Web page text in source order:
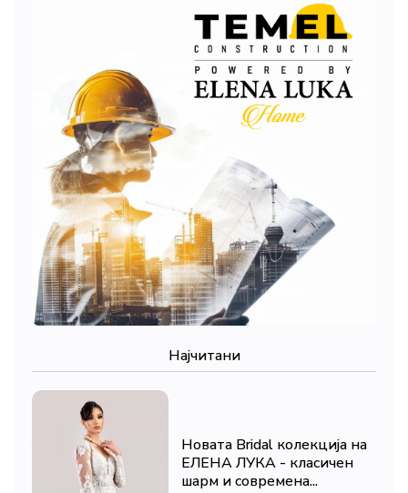
Најчитани
Новата Bridal колекција на
ЕЛЕНА ЛУКА - класичен
шарм и современа...